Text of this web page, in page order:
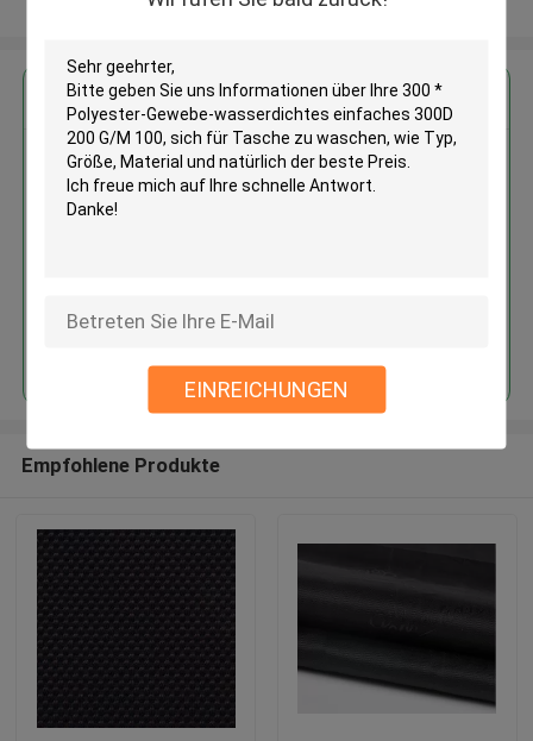
EINREICHUNGEN
Erhalten Sie den besten Preis für
300 * Polyester-Gewebe-
wasserdichtes einfaches 300D
Empfohlene Produkte